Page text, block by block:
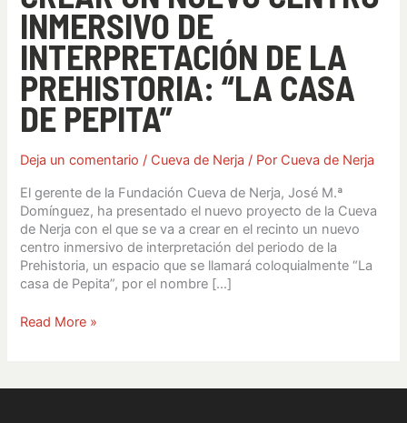
INMERSIVO DE
INTERPRETACIÓN DE LA
PREHISTORIA: “LA CASA
DE PEPITA”
Deja un comentario / Cueva de Nerja / Por Cueva de Nerja
El gerente de la Fundación Cueva de Nerja, José M.ª
Domínguez, ha presentado el nuevo proyecto de la Cueva
de Nerja con el que se va a crear en el recinto un nuevo
centro inmersivo de interpretación del periodo de la
Prehistoria, un espacio que se llamará coloquialmente “La
casa de Pepita”, por el nombre […]
de
Pepita”
Read More »